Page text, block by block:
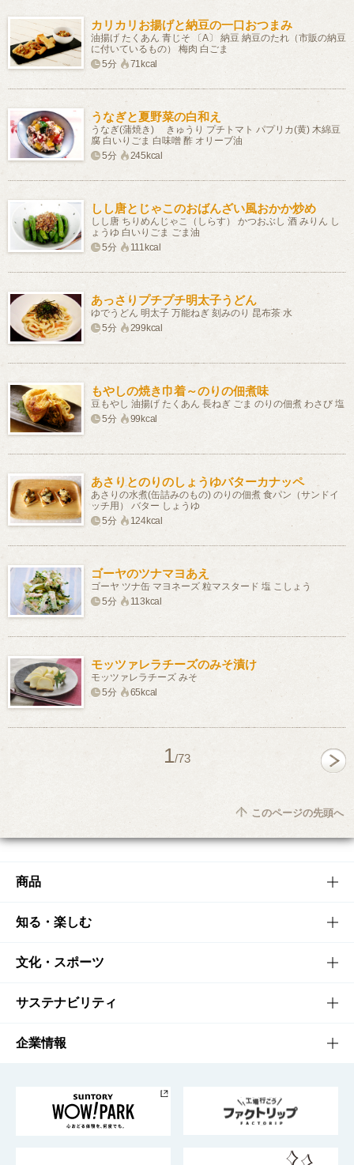
カリカリお揚げと納豆の一口おつまみ
油揚げ たくあん 青じそ 〔A〕 納豆 納豆のたれ（市販の納豆
に付いているもの） 梅肉 白ごま
5分
71kcal
うなぎと夏野菜の白和え
うなぎ(蒲焼き) きゅうり プチトマト パプリカ(黄) 木綿豆
腐 白いりごま 白味噌 酢 オリーブ油
5分
245kcal
しし唐とじゃこのおばんざい風おかか炒め
しし唐 ちりめんじゃこ（しらす） かつおぶし 酒 みりん し
ょうゆ 白いりごま ごま油
5分
111kcal
あっさりプチプチ明太子うどん
ゆでうどん 明太子 万能ねぎ 刻みのり 昆布茶 水
5分
299kcal
もやしの焼き巾着～のりの佃煮味
豆もやし 油揚げ たくあん 長ねぎ ごま のりの佃煮 わさび 塩
5分
99kcal
あさりとのりのしょうゆバターカナッペ
あさりの水煮(缶詰みのもの) のりの佃煮 食パン（サンドイ
ッチ用） バター しょうゆ
5分
124kcal
ゴーヤのツナマヨあえ
ゴーヤ ツナ缶 マヨネーズ 粒マスタード 塩 こしょう
5分
113kcal
モッツァレラチーズのみそ漬け
モッツァレラチーズ みそ
5分
65kcal
1/73
このページの先頭へ
商品
商品TOP
商品一覧
商品発売情報
栄養成分一覧
知る・楽しむ
知る・楽しむTOP
キャンペーン
工場見学
地域情報
文化・スポーツ
文化・スポーツTOP
サントリーホール
サントリーサンバーズ大阪
サステナビリティ
サステナビリティTOP
サントリーが考えるサステナビリティ経営
企業情報
企業概要